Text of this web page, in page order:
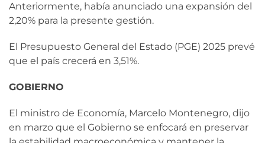
Anteriormente, había anunciado una expansión del
2,20% para la presente gestión.
El Presupuesto General del Estado (PGE) 2025 prevé
que el país crecerá en 3,51%.
GOBIERNO
El ministro de Economía, Marcelo Montenegro, dijo
en marzo que el Gobierno se enfocará en preservar